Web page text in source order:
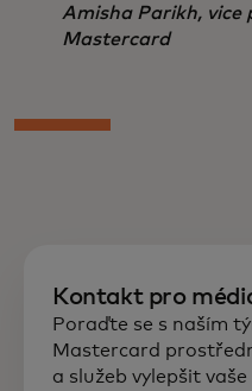
Amisha Parikh, vice
Mastercard
Kontakt pro
Poraďte se s naším
Mastercard
a služeb vylepšit